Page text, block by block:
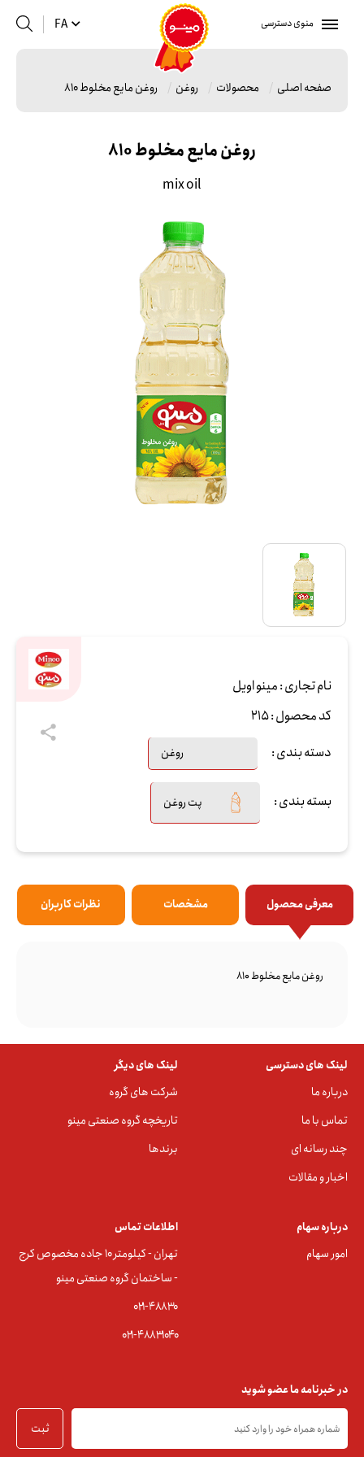
منوی دسترسی FA
صفحه اصلی محصولات روغن روغن مایع مخلوط 810
روغن مایع مخلوط 810
mix oil
نام تجاری :مینو اویل
کد محصول :215
دسته بندی :
روغن
بسته بندی : پت روغن
معرفی محصول مشخصات نظرات کاربران
روغن مایع مخلوط 810
لینک های دسترسی
درباره ما
تماس با ما
چند رسانه ای
اخبار و مقالات
لینک های دیگر
شرکت های گروه
تاریخچه گروه صنعتی مینو
برندها
درباره سهام
امور سهام
اطلاعات تماس
تهران - کیلومتر ۱۰ جاده مخصوص کرج
- ساختمان گروه صنعتی مینو
۰۲۱-۴۸۸۳0
۰۲۱-۴۸۸۳۱۰۴۰
در خبرنامه ما عضو شوید
ثبت